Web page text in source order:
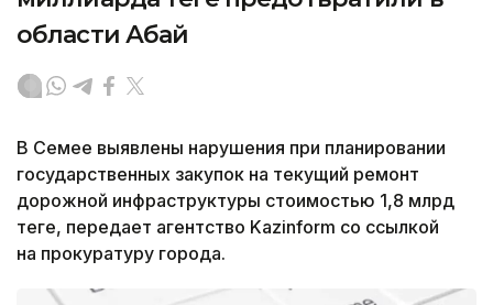
области Абай
В Семее выявлены нарушения при планировании
государственных закупок на текущий ремонт
дорожной инфраструктуры стоимостью 1,8 млрд
теңге, передает агентство Kazinform со ссылкой
на прокуратуру города.